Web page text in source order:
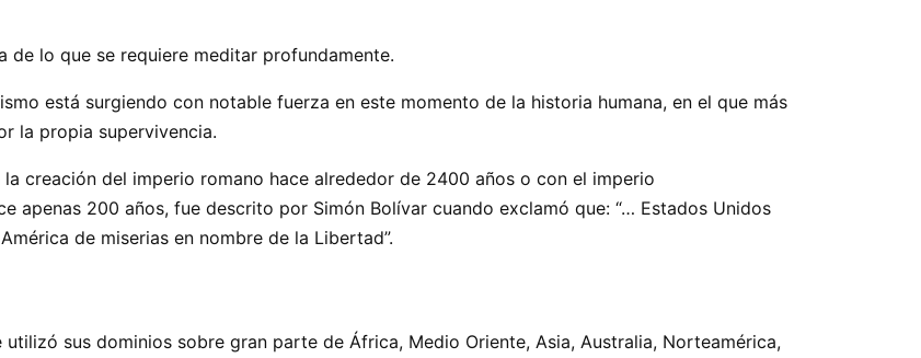
lo que se requiere meditar profundamente.
está surgiendo con notable fuerza en este momento de la historia humana, en el que más
la propia supervivencia.
creación del imperio romano hace alrededor de 2400 años o con el imperio
apenas 200 años, fue descrito por Simón Bolívar cuando exclamó que: “… Estados Unidos
de miserias en nombre de la Libertad”.
sus dominios sobre gran parte de África, Medio Oriente, Asia, Australia, Norteamérica,